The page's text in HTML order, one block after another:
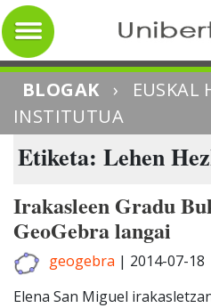
BLOGAK ›
EUSKAL
INSTITUTUA
Etiketa: Lehen
Irakasleen Gradu
GeoGebra langai
geogebra | 2014-07-18
Elena San Miguel